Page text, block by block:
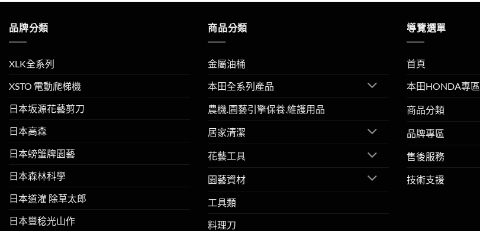
品牌分類
XLK全系列
XSTO 電動爬梯機
日本坂源花藝剪刀
日本高森
日本螃蟹牌園藝
日本森林科學
日本道灌 除草太郎
日本豐稔光山作
商品分類
金屬油桶
本田全系列產品
農機.園藝引擎保養.維護用品
居家清潔
花藝工具
園藝資材
工具類
料理刀
導覽選單
首頁
本田HONDA專區
商品分類
品牌專區
售後服務
技術支援